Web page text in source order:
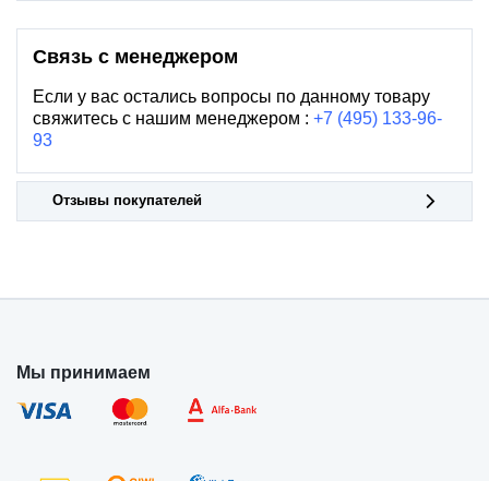
Связь с менеджером
Если у вас остались вопросы по данному товару
свяжитесь с нашим менеджером : +7 (495) 133-96-
93
Отзывы покупателей
Мы принимаем